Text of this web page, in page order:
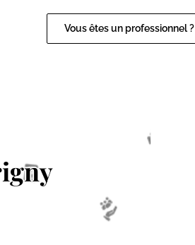
Vous êtes un professionnel ?